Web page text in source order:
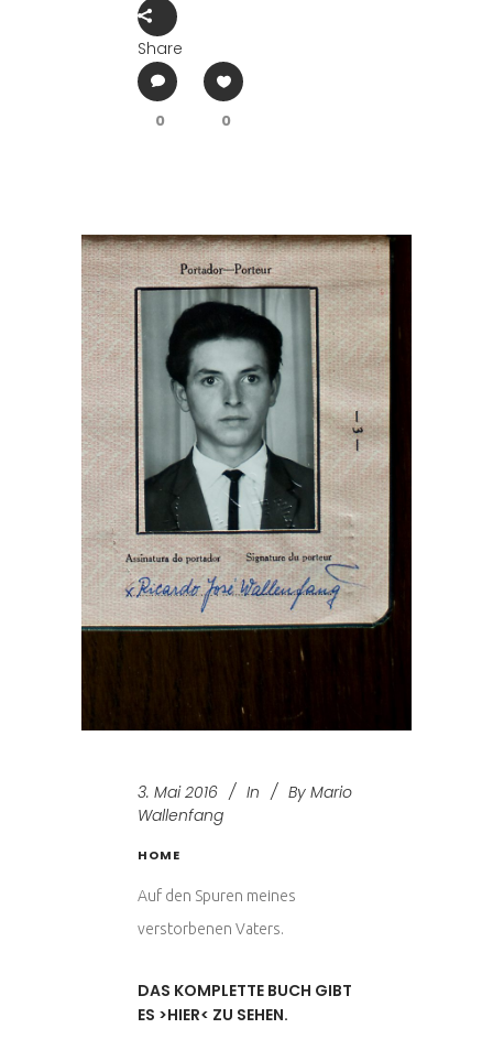
Share
0 0
3. Mai 2016 In By Mario
Wallenfang
HOME
Auf den Spuren meines
verstorbenen Vaters.
DAS KOMPLETTE BUCH GIBT
ES >HIER< ZU SEHEN.